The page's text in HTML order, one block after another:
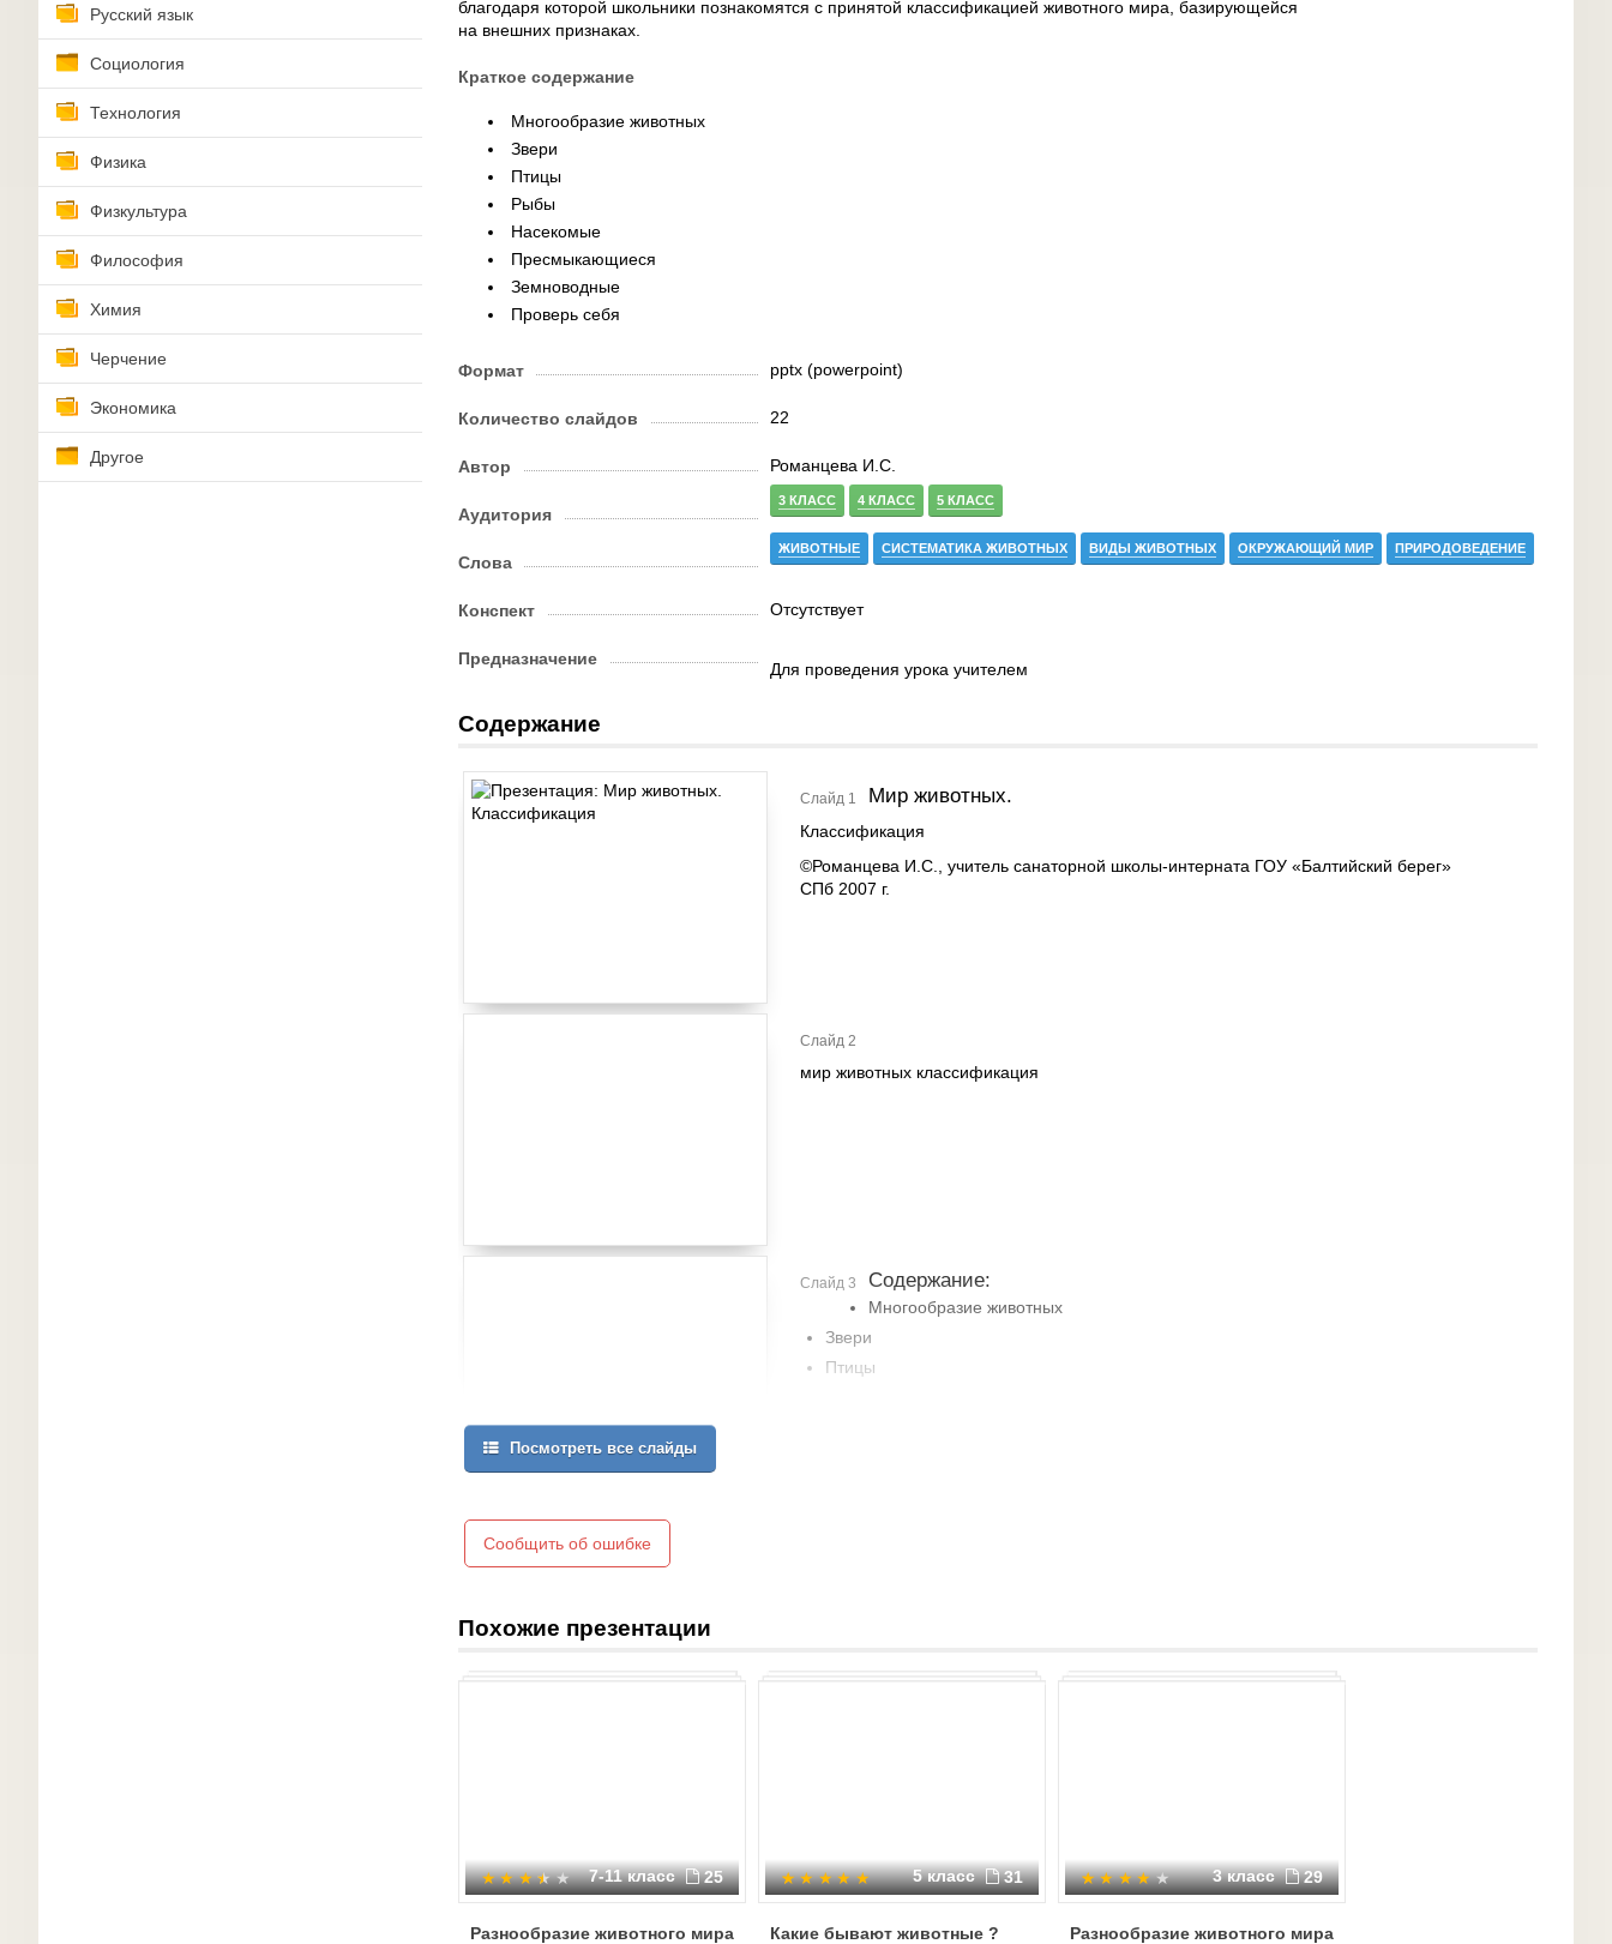
Русский язык
Социология
Технология
Физика
Физкультура
Философия
Химия
Черчение
Экономика
Другое
благодаря которой школьники познакомятся с принятой классификацией животного мира, базирующейся
на внешних признаках.
Краткое содержание
Многообразие животных
Звери
Птицы
Рыбы
Насекомые
Пресмыкающиеся
Земноводные
Проверь себя
Формат pptx (powerpoint)
Количество слайдов 22
Автор Романцева И.С.
Аудитория
3 КЛАСС 4 КЛАСС 5 КЛАСС
Слова
ЖИВОТНЫЕ СИСТЕМАТИКА ЖИВОТНЫХ ВИДЫ ЖИВОТНЫХ ОКРУЖАЮЩИЙ МИР ПРИРОДОВЕДЕНИЕ
Конспект Отсутствует
Предназначение
Для проведения урока учителем
Содержание
Слайд 1 Мир животных.
Классификация
©Романцева И.С., учитель санаторной школы-интерната ГОУ «Балтийский берег»
СПб 2007 г.
Слайд 2
мир животных классификация
Слайд 3 Содержание:
Многообразие животных
Звери
Птицы
Посмотреть все слайды
Сообщить об ошибке
Похожие презентации
7-11 класс 25
Разнообразие животного мира
5 класс 31
Какие бывают животные ?
3 класс 29
Разнообразие животного мира